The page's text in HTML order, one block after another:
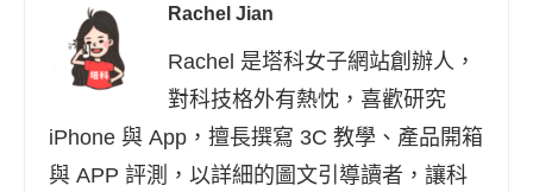
Rachel Jian
Rachel 是塔科女子網站創辦人，
對科技格外有熱忱，喜歡研究
iPhone 與 App，擅長撰寫 3C 教學、產品開箱
與 APP 評測，以詳細的圖文引導讀者，讓科